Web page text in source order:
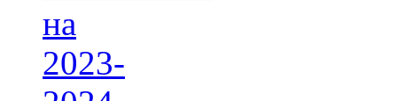
на
2023-